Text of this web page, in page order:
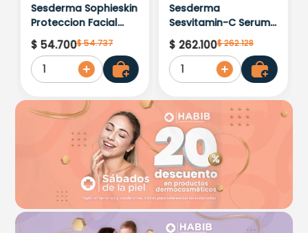
Sesderma Sophieskin
Proteccion Facial
Kids Hypoallergenic
Spf 500 Moisturising
$ 54.700$54.737
1
Sesderma
Sesvitamin-C Serum
Liposomado x 30ml
$ 262.100$262.128
1